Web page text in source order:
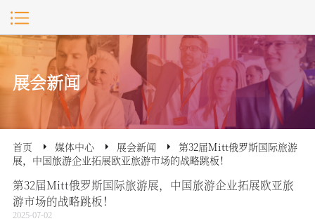
展会新闻
首页 媒体中心 展会新闻
第32届Mitt俄罗斯国际旅游
展，中国旅游企业拓展欧亚旅游市场的战略跳板！
第32届Mitt俄罗斯国际旅游展，中国旅游企业拓展欧亚旅
游市场的战略跳板！
2025-07-02